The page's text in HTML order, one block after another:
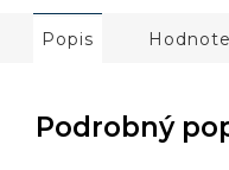
Popis
Podrobný